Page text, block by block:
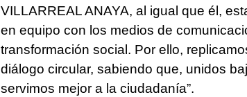
VILLARREAL ANAYA, al igual que él,
en equipo con los medios de
transformación social. Por ello,
diálogo circular, sabiendo que, unidos
servimos mejor a la ciudadanía”.